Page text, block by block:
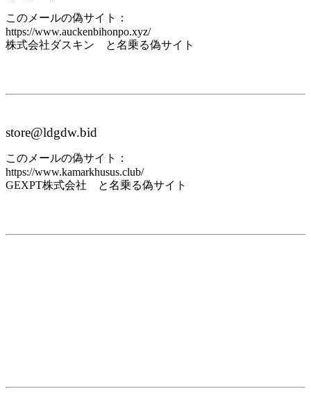
このメールの偽サイト：
https://www.auckenbihonpo.xyz/
株式会社ダスキン と名乗る偽サイト
store@ldgdw.bid
このメールの偽サイト：
https://www.kamarkhusus.club/
GEXPT株式会社 と名乗る偽サイト